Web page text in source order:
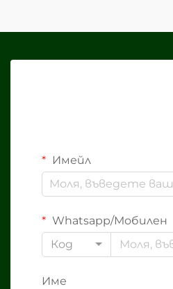
Имейл
Whatsapp/Мобилен
Код
Име